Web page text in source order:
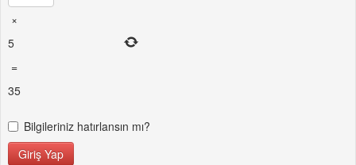
×
5
=
35
Bilgileriniz hatırlansın mı?